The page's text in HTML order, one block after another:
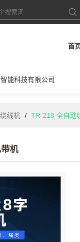
能科技有限公司
首
绕线机 / TR-218 全自动
机